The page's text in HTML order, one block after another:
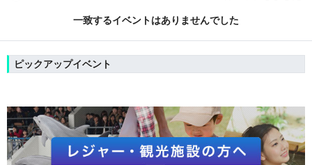
一致するイベントはありませんでした
ピックアップイベント